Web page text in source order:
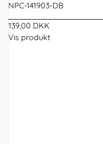
NPC-141903-DB
139,00 DKK
Vis produkt